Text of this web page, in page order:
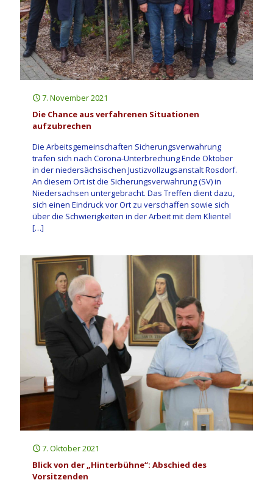
7. November 2021
Die Chance aus verfahrenen Situationen
aufzubrechen
Die Arbeitsgemeinschaften Sicherungsverwahrung
trafen sich nach Corona-Unterbrechung Ende Oktober
in der niedersächsischen Justizvollzugsanstalt Rosdorf.
An diesem Ort ist die Sicherungsverwahrung (SV) in
Niedersachsen untergebracht. Das Treffen dient dazu,
sich einen Eindruck vor Ort zu verschaffen sowie sich
über die Schwierigkeiten in der Arbeit mit dem Klientel
[…]
7. Oktober 2021
Blick von der „Hinterbühne“: Abschied des
Vorsitzenden